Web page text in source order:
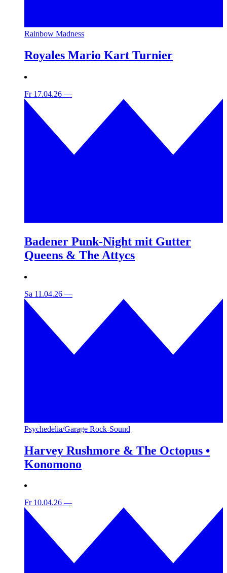
Rainbow Madness
Royales Mario Kart Turnier
Fr 17.04.26 —
Badener Punk-Night mit Gutter
Queens & The Attycs
Sa 11.04.26 —
Psychedelia/Garage Rock-Sound
Harvey Rushmore & The Octopus •
Konomono
Fr 10.04.26 —